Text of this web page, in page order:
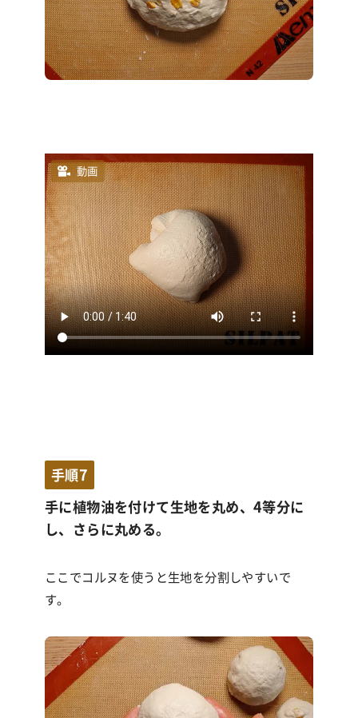
手順7
手に植物油を付けて生地を丸め、4等分に
し、さらに丸める。
ここでコルヌを使うと生地を分割しやすいで
す。